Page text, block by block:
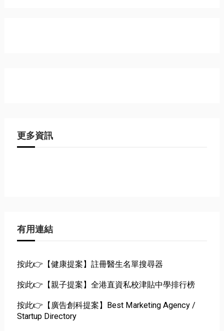
更多資訊
有用連結
按此👉【健康提案】註冊醫生名單搜尋器
按此👉【親子提案】全港直資私校津貼中學排行榜
按此👉【廣告創科提案】Best Marketing Agency /
Startup Directory